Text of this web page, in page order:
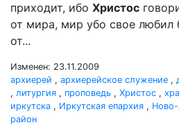
приходит, ибо Христос
от мира, мир убо свое любил
от...
Изменен: 23.11.2009
архиерей , архиерейское служение ,
, литургия , проповедь , Христос ,
иркутска , Иркутская епархия ,
район